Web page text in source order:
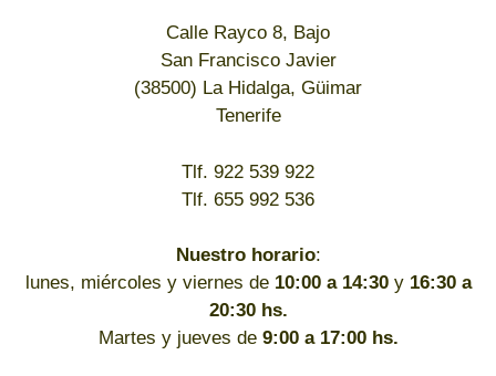
Calle Rayco 8, Bajo
San Francisco Javier
(38500) La Hidalga, Güimar
Tenerife
Tlf. 922 539 922
Tlf. 655 992 536
Nuestro horario:
lunes, miércoles y viernes de 10:00 a 14:30y 16:30 a
20:30 hs.
Martes y jueves de 9:00 a 17:00 hs.